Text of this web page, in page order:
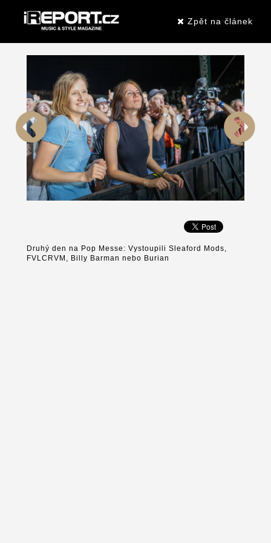
Zpět na článek
Druhý den na Pop Messe: Vystoupili Sleaford Mods,
FVLCRVM, Billy Barman nebo Burian